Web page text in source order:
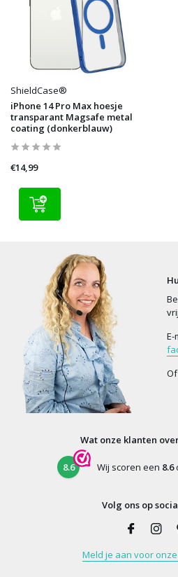
ShieldCase®
iPhone 14 Pro Max hoesje
transparant Magsafe metal
coating (donkerblauw)
€14,99
E-
Wat onze klanten
8.6 Wij scoren een 8.6
Volg ons op
Meld je aan voor